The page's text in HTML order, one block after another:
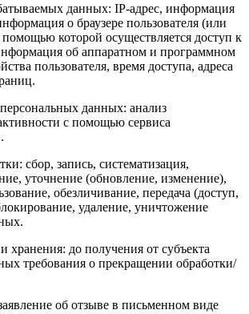
данных: IP-адрес, информация
о браузере пользователя (или
которой осуществляется доступ к
об аппаратном и программном
пользователя, время доступа, адреса
данных: анализ
с помощью сервиса
сбор, запись, систематизация,
уточнение (обновление, изменение),
обезличивание, передача (доступ,
удаление, уничтожение
хранения: до получения от субъекта
требования о прекращении обработки/
об отзыве в письменном виде